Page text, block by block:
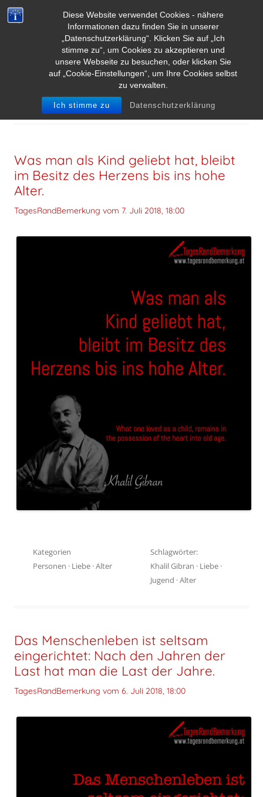
Diese Website verwendet Cookies - nähere
Informationen dazu finden Sie in unserer
„Datenschutzerklärung“. Klicken Sie auf „Ich
stimme zu“, um Cookies zu akzeptieren und
unsere Webseite zu besuchen, oder klicken Sie
auf „Cookie-Einstellungen“, um Ihre Cookies selbst
zu verwalten.
Ich stimme zu Datenschutzerklärung
ARCHIV DER KATEGORIE:ALTER
Was man als Kind geliebt hat, bleibt
im Besitz des Herzens bis ins hohe
Alter.
TagesRandBemerkung vom 7. Juli 2018, 18:00
Kategorien
Personen · Liebe ·Alter
Schlagwörter:
Khalil Gibran · Liebe ·
Jugend ·Alter
Das Menschenleben ist seltsam
eingerichtet: Nach den Jahren der
Last hat man die Last der Jahre.
TagesRandBemerkung vom 6. Juli 2018, 18:00